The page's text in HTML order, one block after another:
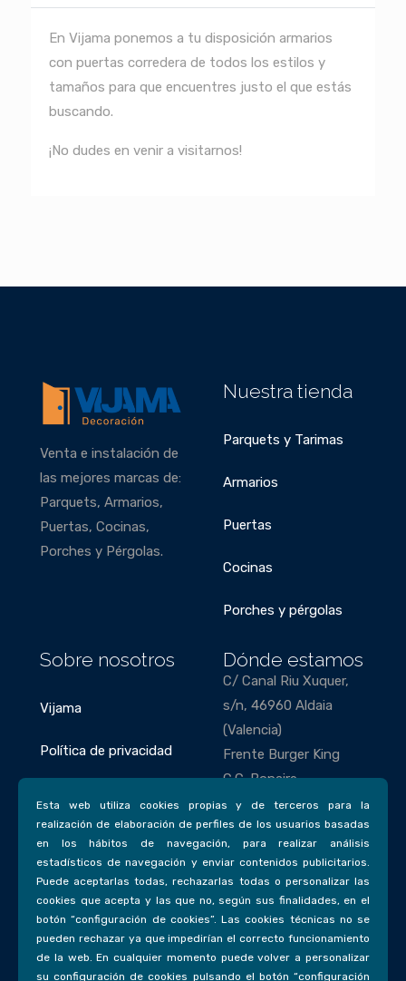
En Vijama ponemos a tu disposición armarios
con puertas corredera de todos los estilos y
tamaños para que encuentres justo el que estás
buscando.
¡No dudes en venir a visitarnos!
Venta e instalación de
las mejores marcas de:
Parquets, Armarios,
Puertas, Cocinas,
Porches y Pérgolas.
Nuestra tienda
Parquets y Tarimas
Armarios
Puertas
Cocinas
Porches y pérgolas
Sobre nosotros
Vijama
Política de privacidad
Dónde estamos
C/ Canal Riu Xuquer,
s/n, 46960 Aldaia
(Valencia)
Frente Burger King
C.C. Bonaire
Teléfonos
963 85 63 43
693 77 31 58
Email
vijama@vijamadecorac
ion.com
Esta web utiliza cookies propias y de terceros para la
realización de elaboración de perfiles de los usuarios basadas
en los hábitos de navegación, para realizar análisis
estadísticos de navegación y enviar contenidos publicitarios.
Puede aceptarlas todas, rechazarlas todas o personalizar las
cookies que acepta y las que no, según sus finalidades, en el
botón “configuración de cookies”. Las cookies técnicas no se
pueden rechazar ya que impedirían el correcto funcionamiento
de la web. En cualquier momento puede volver a personalizar
su configuración de cookies pulsando el botón “configuración